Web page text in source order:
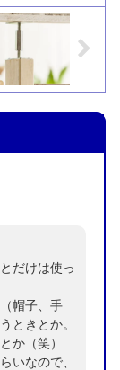
だけは使っ
帽子、手
ときとか。
か（笑）
いなので、